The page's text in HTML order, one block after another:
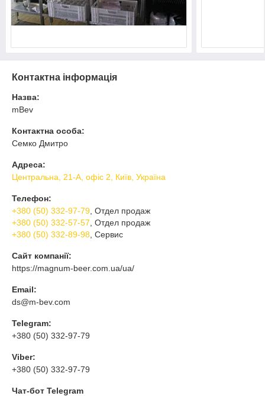
Контактна інформація
Назва:
mBev
Контактна особа:
Cемко Дмитро
Адреса:
Центральна, 21-А, офіс 2, Київ, Україна
Телефон:
+380 (50) 332-97-79 , Отдел продаж
+380 (50) 332-57-57 , Отдел продаж
+380 (50) 332-89-98 , Сервис
Сайт компанії:
https://magnum-beer.com.ua/ua/
Email:
ds@m-bev.com
Telegram:
+380 (50) 332-97-79
Viber:
+380 (50) 332-97-79
Чат-бот Telegram